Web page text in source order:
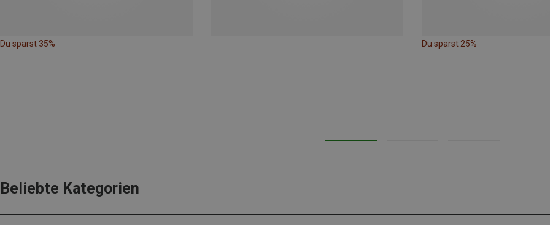
Du sparst 35% Du sparst 25%
Beliebte Kategorien